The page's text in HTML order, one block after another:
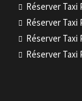
Réserver Taxi
Réserver Taxi
Réserver Taxi
Réserver Taxi